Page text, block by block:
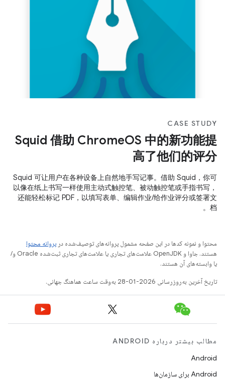
CASE STUDY
Squid 借助 ChromeOS 中的新功能提
高了他们的评分
Squid 可让用户在各种设备上自然地手写记事。借助 Squid，你可
以像在纸上书写一样使用主动式触控笔、被动触控笔或手指书写，
还能轻松标记 PDF，以填写表单、编辑作业/给作业评分或签署文
档。
محتوا و نمونه کدها در این صفحه مشمول پروانه‌های توصیف‌شده در پروانه محتوا
هستند. جاوا و OpenJDK علامت‌های تجاری یا علامت‌های تجاری ثبت‌شده Oracle و/
یا وابسته‌های آن هستند.
تاریخ آخرین به‌روزرسانی 2026-01-28 به‌وقت ساعت هماهنگ جهانی.
مطالب بیشتر درباره ANDROID
Android
Android برای سازمان‌ها